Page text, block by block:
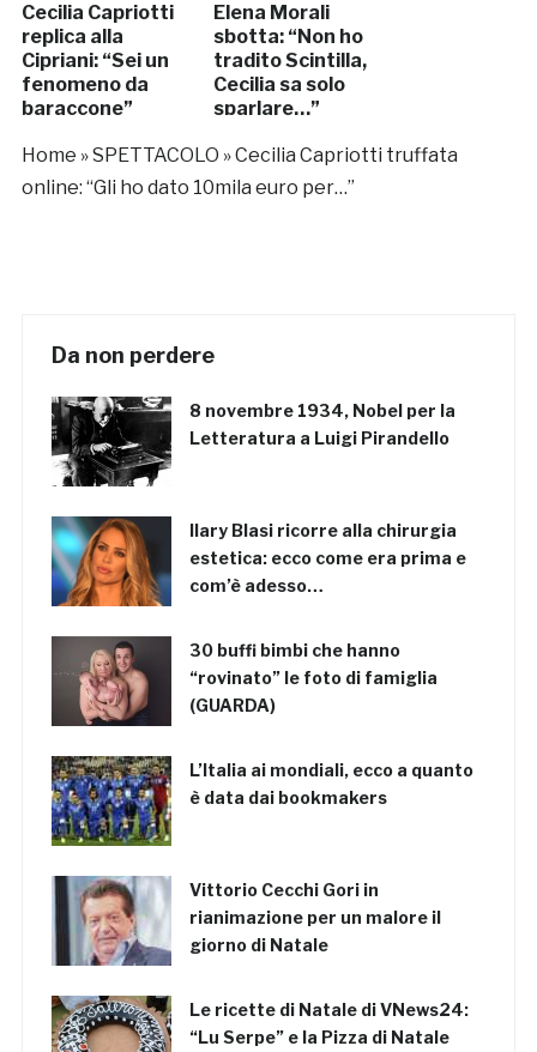
Cecilia Capriotti
replica alla
Cipriani: “Sei un
fenomeno da
baraccone”
Elena Morali
sbotta: “Non ho
tradito Scintilla,
Cecilia sa solo
sparlare…”
Home »SPETTACOLO »Cecilia Capriotti truffata
online: “Gli ho dato 10mila euro per…”
Da non perdere
8 novembre 1934, Nobel per la
Letteratura a Luigi Pirandello
Ilary Blasi ricorre alla chirurgia
estetica: ecco come era prima e
com’è adesso…
30 buffi bimbi che hanno
“rovinato” le foto di famiglia
(GUARDA)
L’Italia ai mondiali, ecco a quanto
è data dai bookmakers
Vittorio Cecchi Gori in
rianimazione per un malore il
giorno di Natale
Le ricette di Natale di VNews24:
“Lu Serpe” e la Pizza di Natale